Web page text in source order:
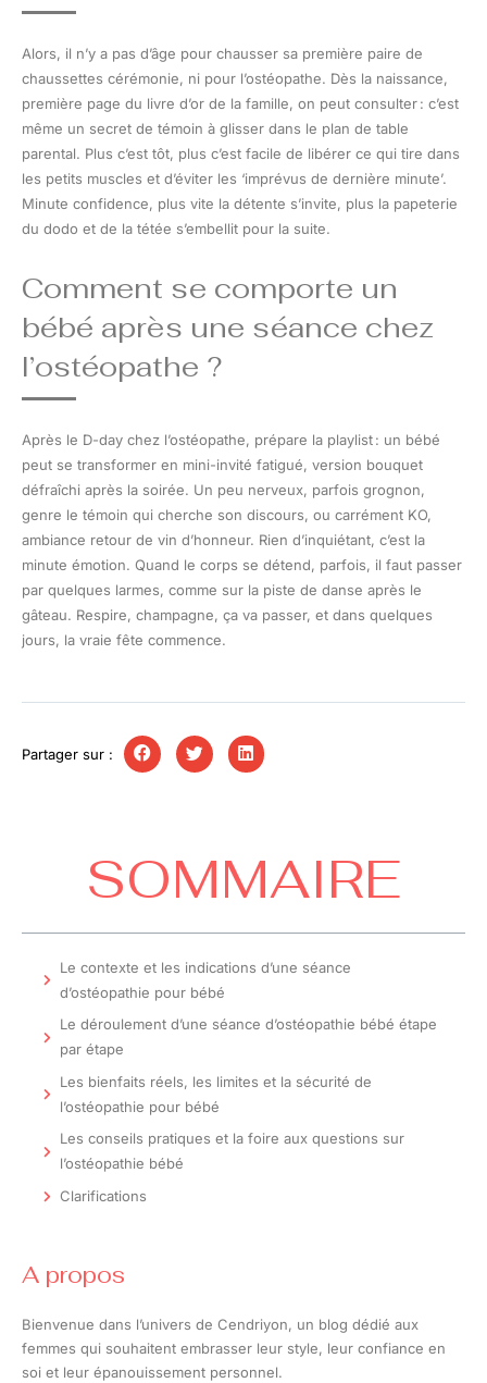
Alors, il n’y a pas d’âge pour chausser sa première paire de
chaussettes cérémonie, ni pour l’ostéopathe. Dès la naissance,
première page du livre d’or de la famille, on peut consulter : c’est
même un secret de témoin à glisser dans le plan de table
parental. Plus c’est tôt, plus c’est facile de libérer ce qui tire dans
les petits muscles et d’éviter les ‘imprévus de dernière minute’.
Minute confidence, plus vite la détente s’invite, plus la papeterie
du dodo et de la tétée s’embellit pour la suite.
Comment se comporte un
bébé après une séance chez
l’ostéopathe ?
Après le D-day chez l’ostéopathe, prépare la playlist : un bébé
peut se transformer en mini-invité fatigué, version bouquet
défraîchi après la soirée. Un peu nerveux, parfois grognon,
genre le témoin qui cherche son discours, ou carrément KO,
ambiance retour de vin d’honneur. Rien d’inquiétant, c’est la
minute émotion. Quand le corps se détend, parfois, il faut passer
par quelques larmes, comme sur la piste de danse après le
gâteau. Respire, champagne, ça va passer, et dans quelques
jours, la vraie fête commence.
Partager sur :
SOMMAIRE
Le contexte et les indications d’une séance
d’ostéopathie pour bébé
Le déroulement d’une séance d’ostéopathie bébé étape
par étape
Les bienfaits réels, les limites et la sécurité de
l’ostéopathie pour bébé
Les conseils pratiques et la foire aux questions sur
l’ostéopathie bébé
Clarifications
A propos
Bienvenue dans l’univers de Cendriyon, un blog dédié aux
femmes qui souhaitent embrasser leur style, leur confiance en
soi et leur épanouissement personnel.